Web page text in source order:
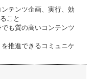
テンツ企画、実行、効
こと
も質の高いコンテンツ
推進できるコミュニケ